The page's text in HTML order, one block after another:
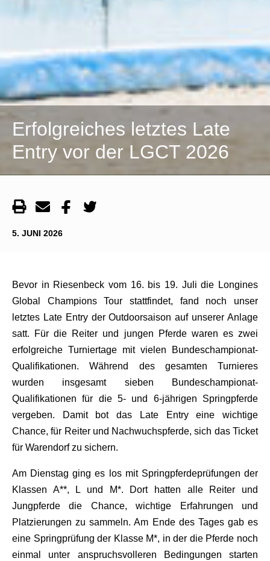
Erfolgreiches letztes Late
Entry vor der LGCT 2026
5. JUNI 2026
Bevor in Riesenbeck vom 16. bis 19. Juli die Longines
Global Champions Tour stattfindet, fand noch unser
letztes Late Entry der Outdoorsaison auf unserer Anlage
satt. Für die Reiter und jungen Pferde waren es zwei
erfolgreiche Turniertage mit vielen Bundeschampionat-
Qualifikationen. Während des gesamten Turnieres
wurden insgesamt sieben Bundeschampionat-
Qualifikationen für die 5- und 6-jährigen Springpferde
vergeben. Damit bot das Late Entry eine wichtige
Chance, für Reiter und Nachwuchspferde, sich das Ticket
für Warendorf zu sichern.
Am Dienstag ging es los mit Springpferdeprüfungen der
Klassen A**, L und M*. Dort hatten alle Reiter und
Jungpferde die Chance, wichtige Erfahrungen und
Platzierungen zu sammeln. Am Ende des Tages gab es
eine Springprüfung der Klasse M*, in der die Pferde noch
einmal unter anspruchsvolleren Bedingungen starten